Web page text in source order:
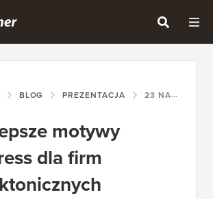
BLOG PREZENTACJA 23 NAJLEPSZE MOTYWY WORDPRESS DLA FIRM ARCHITEKTONICZNYCH
motywy
dla firm